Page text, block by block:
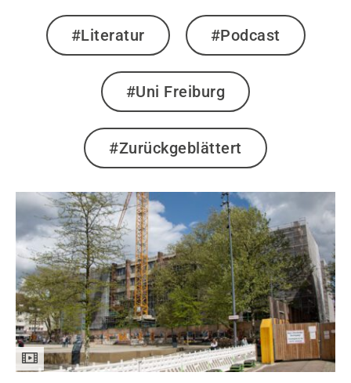
#Literatur #Podcast
#Uni Freiburg
#Zurückgeblättert